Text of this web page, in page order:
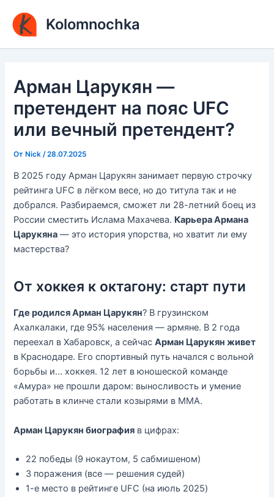
содержимому
Kolomnochka
Арман Царукян —
претендент на пояс UFC
или вечный претендент?
ОтNick /28.07.2025
В 2025 году Арман Царукян занимает первую строчку
рейтинга UFC в лёгком весе, но до титула так и не
добрался. Разбираемся, сможет ли 28-летний боец из
России сместить Ислама Махачева. Карьера Армана
Царукяна — это история упорства, но хватит ли ему
мастерства?
От хоккея к октагону: старт пути
Где родился Арман Царукян? В грузинском
Ахалкалаки, где 95% населения — армяне. В 2 года
переехал в Хабаровск, а сейчасАрман Царукян живет
в Краснодаре. Его спортивный путь начался с вольной
борьбы и… хоккея. 12 лет в юношеской команде
«Амура» не прошли даром: выносливость и умение
работать в клинче стали козырями в ММА.
Арман Царукян биография в цифрах:
22 победы (9 нокаутом, 5 сабмишеном)
3 поражения (все — решения судей)
1-е место в рейтинге UFC (на июль 2025)